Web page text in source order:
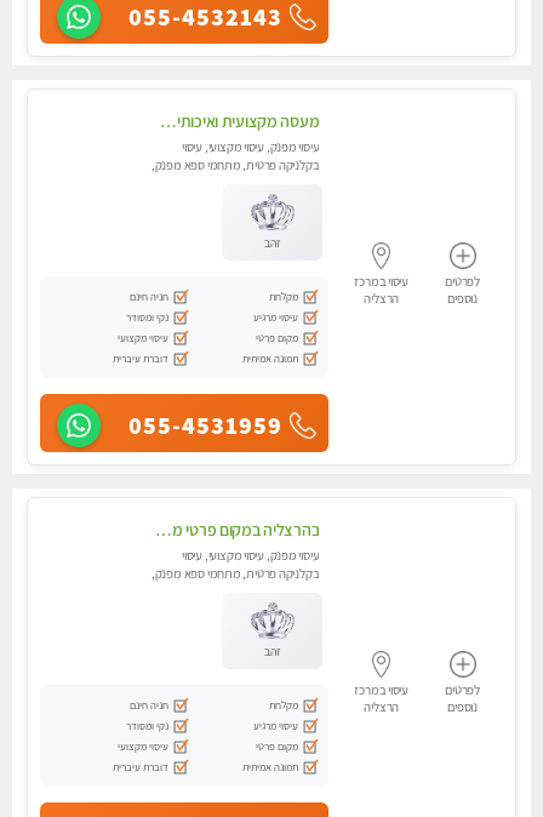
055-4532143
לפרטים
נוספים
עיסוי במרכז
הרצליה
מעסה מקצועית ואיכותית פרטי!! אירוח ברמה אחרת ...כולל שתיה חמה/קרה + בקבוק מים
עיסוי מפנק, עיסוי מקצועי, עיסוי
בקלניקה פרטית, מתחמי ספא מפנק,
זהב
מקלחת
חניה חינם
עיסוי מרגיע
נקי ומסודר
מקום פרטי
עיסוי מקצועי
תמונה אמיתית
דוברת עיברית
055-4531959
לפרטים
נוספים
עיסוי במרכז
הרצליה
בהרצליה במקום פרטי מסאז' איכותי ביותר ומפנק - לרציניים בלבד,עיסוי מרגיע מאוד.
עיסוי מפנק, עיסוי מקצועי, עיסוי
בקלניקה פרטית, מתחמי ספא מפנק,
זהב
מקלחת
חניה חינם
עיסוי מרגיע
נקי ומסודר
מקום פרטי
עיסוי מקצועי
תמונה אמיתית
דוברת עיברית